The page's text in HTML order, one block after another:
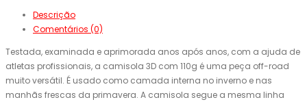
Descrição
Comentários (0)
Testada, examinada e aprimorada anos após anos, com a ajuda de
atletas profissionais, a camisola 3D com 110g é uma peça off-road
muito versátil. É usado como camada interna no inverno e nas
manhãs frescas da primavera. A camisola segue a mesma linha